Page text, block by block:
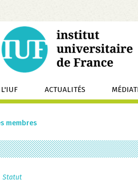
L'IUF ACTUALITÉS
membres
Statut